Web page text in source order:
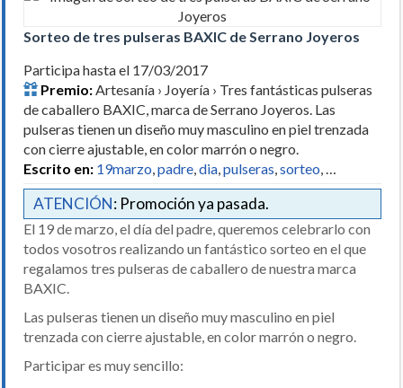
Sorteo de tres pulseras BAXIC de Serrano Joyeros
Participa hasta el 17/03/2017
Premio:Artesanía › Joyería › Tres fantásticas pulseras
de caballero BAXIC, marca de Serrano Joyeros. Las
pulseras tienen un diseño muy masculino en piel trenzada
con cierre ajustable, en color marrón o negro.
Escrito en: 19marzo,padre,dia,pulseras,sorteo, …
ATENCIÓN: Promoción ya pasada.
El 19 de marzo, el día del padre, queremos celebrarlo con
todos vosotros realizando un fantástico sorteo en el que
regalamos tres pulseras de caballero de nuestra marca
BAXIC.
Las pulseras tienen un diseño muy masculino en piel
trenzada con cierre ajustable, en color marrón o negro.
Participar es muy sencillo: